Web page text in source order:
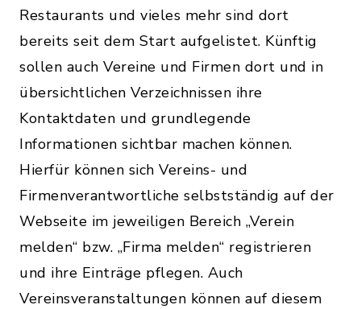
Restaurants und vieles mehr sind dort
bereits seit dem Start aufgelistet. Künftig
sollen auch Vereine und Firmen dort und in
übersichtlichen Verzeichnissen ihre
Kontaktdaten und grundlegende
Informationen sichtbar machen können.
Hierfür können sich Vereins- und
Firmenverantwortliche selbstständig auf der
Webseite im jeweiligen Bereich „Verein
melden“ bzw. „Firma melden“ registrieren
und ihre Einträge pflegen. Auch
Vereinsveranstaltungen können auf diesem